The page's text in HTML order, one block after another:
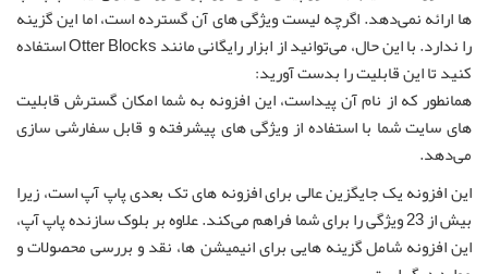
ها ارائه نمی‌دهد. اگرچه لیست ویژگی های آن گسترده است، اما این گزینه
را ندارد. با این حال، می‌توانید از ابزار رایگانی مانند Otter Blocks استفاده
کنید تا این قابلیت را بدست آورید:
همانطور که از نام آن پیداست، این افزونه به شما امکان گسترش قابلیت
های سایت شما با استفاده از ویژگی های پیشرفته و قابل سفارشی سازی
می‌دهد.
این افزونه یک جایگزین عالی برای افزونه های تک بعدی پاپ آپ است، زیرا
بیش از 23 ویژگی را برای شما فراهم می‌کند. علاوه بر بلوک سازنده پاپ آپ،
این افزونه شامل گزینه هایی برای انیمیشن ها، نقد و بررسی محصولات و